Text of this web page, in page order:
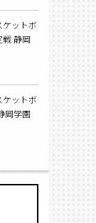
ケットボ
静岡
ケットボ
岡学園